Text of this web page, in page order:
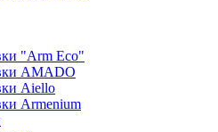
"Arm Eco"
AMADO
Aiello
Armenium